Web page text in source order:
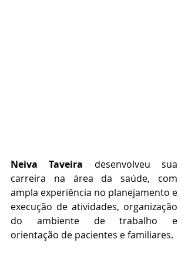
Neiva Taveira desenvolveu sua
carreira na área da saúde, com
ampla experiência no planejamento e
execução de atividades, organização
do ambiente de trabalho e
orientação de pacientes e familiares.